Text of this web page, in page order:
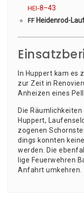
HEI‑8–43
FF Hei­den­rod-
In Hup­pert kam es
zur Zeit in
Anhei­zen eines
Die
Hup­pert,
zo­ge­nen
dings konn­ten
wer­den. Die
li­ge Feu­er­weh­ren
Anfahrt umkehren.